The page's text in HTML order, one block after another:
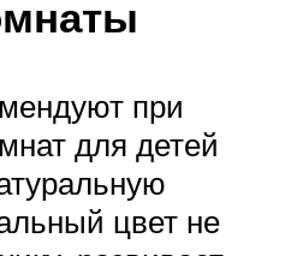
при
для детей
цвет не